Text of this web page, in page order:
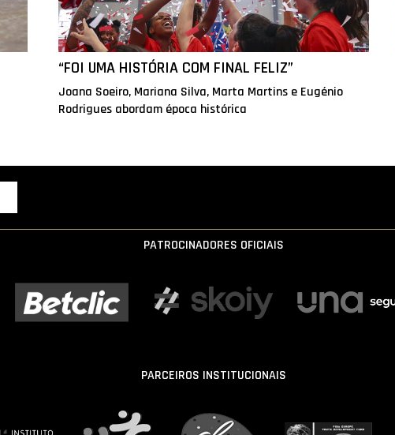
“FOI UMA HISTÓRIA COM FINAL FELIZ”
Joana Soeiro, Mariana Silva, Marta Martins e Eugénio
Rodrigues abordam época histórica
PATROCINADORES OFICIAIS
PARCEIROS INSTITUCIONAIS